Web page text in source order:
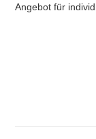
Angebot für